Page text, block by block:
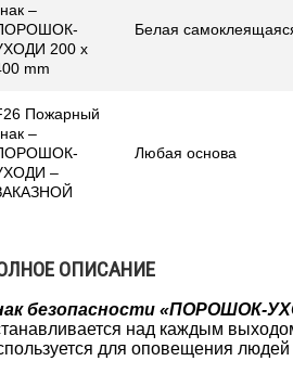
–
200 x
mm
Белая
Пожарный
–
–
Любая основа
ОПИСАНИЕ
безопасности «ПОРОШОК-
над каждым
для оповещения людей